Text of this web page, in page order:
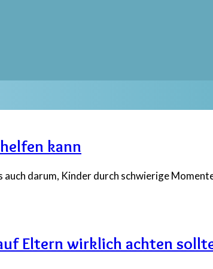
kann
darum, Kinder durch schwierige
Eltern wirklich achten